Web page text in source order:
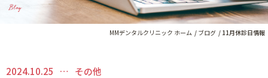
Blog
MMデンタルクリニック ホーム ブログ 11月休診日情報
2024.10.25 その他
スタッフ紹介 ブログ
歯科コラム